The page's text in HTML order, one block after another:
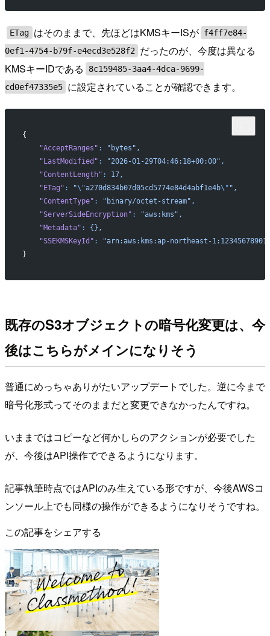
ETag はそのままで、先ほどはKMSキーISが f4ff7e84-
0ef1-4754-b79f-e4ecd3e528f2
だったのが、今度は異なる
KMSキーIDである
8c159485-3aa4-4dca-9699-
cd0ef47335e5 に設定されていることが確認できます。
{
    "AcceptRanges"
:
"bytes",
    "LastModified"
:
"2026-01-29T04:46:18+00:00",
    "ContentLength"
:
17,
    "ETag"
: "\"a270d834b07d05cd5774e84d4abf1e4b\" ",
    "ContentType"
:
"binary/octet-stream",
    "ServerSideEncryption"
:
"aws:kms",
    "Metadata"
:
{},
    "SSEKMSKeyId"
:
"arn:aws:kms:ap-northeast-
}
既存のS3オブジェクトの暗号化変更は、今
後はこちらがメインになりそう
普通にめっちゃありがたいアップデートでした。逆に今まで
暗号化形式ってそのままだと変更できなかったんですね。
いままではコピーなど何かしらのアクションが必要でした
が、今後はAPI操作でできるようになります。
記事執筆時点ではAPIのみ生えている形ですが、今後AWSコ
ンソール上でも同様の操作ができるようになりそうですね。
この記事をシェアする